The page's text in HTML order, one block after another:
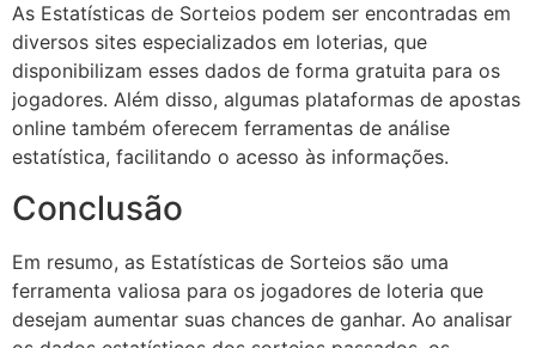
As Estatísticas de Sorteios podem ser encontradas em
diversos sites especializados em loterias, que
disponibilizam esses dados de forma gratuita para os
jogadores. Além disso, algumas plataformas de apostas
online também oferecem ferramentas de análise
estatística, facilitando o acesso às informações.
Conclusão
Em resumo, as Estatísticas de Sorteios são uma
ferramenta valiosa para os jogadores de loteria que
desejam aumentar suas chances de ganhar. Ao analisar